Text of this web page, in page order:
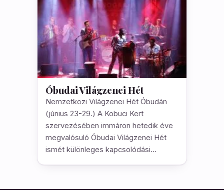
Óbudai Világzenei Hét
Nemzetközi Világzenei Hét Óbudán
(június 23-29.) A Kobuci Kert
szervezésében immáron hetedik éve
megvalósuló Óbudai Világzenei Hét
ismét különleges kapcsolódási…